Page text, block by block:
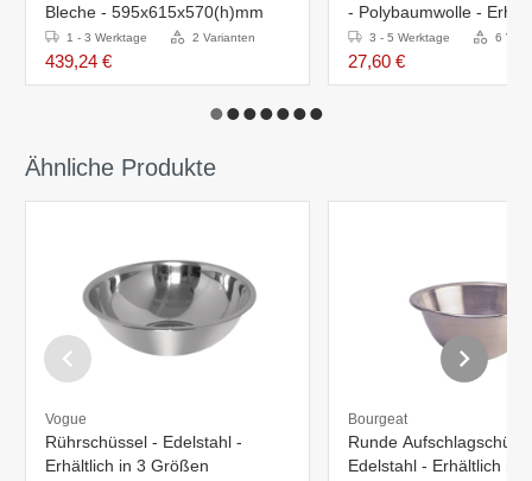
Bleche - 595x615x570(h)mm
1 - 3 Werktage 2 Varianten
439,24 €
- Polybaumwolle -
Größen
3 - 5 Werktage 6
27,60 €
Ähnliche Produkte
Vogue
Rührschüssel - Edelstahl -
Erhältlich in 3 Größen
Bourgeat
Runde
Edelstahl - Erhältlich in 4